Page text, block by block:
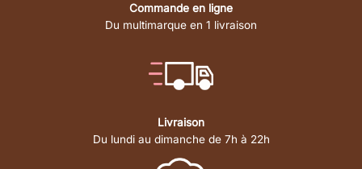
Commande en ligne
Du multimarque en 1 livraison
Livraison
Du lundi au dimanche de 7h à 22h